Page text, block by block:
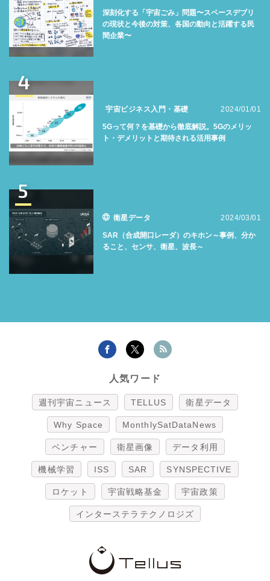
深刻化する「宇宙ごみ」問題〜スペースデブリ
の現状と今後の対策、各国の動向と活躍する民
間企業〜
4
宇宙ビジネス入門・基礎 2024/01/01
5Gって何？を基礎から徹底解説。5Gのメリッ
ト・デメリットと期待される活用事例
5
衛星データ 2024/03/01
SAR（合成開口レーダ）のキホン～事例、分か
ること、センサ、衛星、波長～
人気ワード
週刊宇宙ニュース TELLUS 衛星データ
Why Space MonthlySatDataNews
ベンチャー 衛星画像 データ利用
機械学習 ISS SAR SYNSPECTIVE
ロケット 宇宙戦略基金 宇宙政策
インターステラテクノロジズ